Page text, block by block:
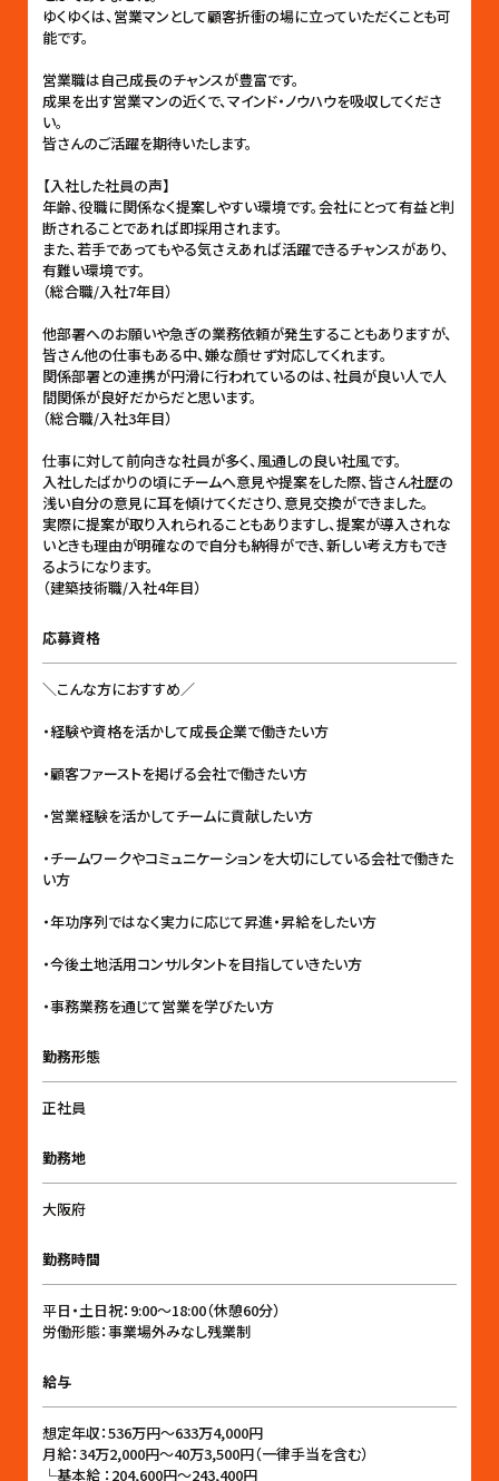
ゆくゆくは、営業マンとして顧客折衝の場に立っていただくことも可
能です。
営業職は自己成長のチャンスが豊富です。
成果を出す営業マンの近くで、マインド・ノウハウを吸収してくださ
い。
皆さんのご活躍を期待いたします。
【入社した社員の声】
年齢、役職に関係なく提案しやすい環境です。会社にとって有益と判
断されることであれば即採用されます。
また、若手であってもやる気さえあれば活躍できるチャンスがあり、
有難い環境です。
（総合職/入社7年目）
他部署へのお願いや急ぎの業務依頼が発生することもありますが、
皆さん他の仕事もある中、嫌な顔せず対応してくれます。
関係部署との連携が円滑に行われているのは、社員が良い人で人
間関係が良好だからだと思います。
（総合職/入社3年目）
仕事に対して前向きな社員が多く、風通しの良い社風です。
入社したばかりの頃にチームへ意見や提案をした際、皆さん社歴の
浅い自分の意見に耳を傾けてくださり、意見交換ができました。
実際に提案が取り入れられることもありますし、提案が導入されな
いときも理由が明確なので自分も納得ができ、新しい考え方もでき
るようになります。
（建築技術職/入社4年目）
応募資格
＼こんな方におすすめ／
・経験や資格を活かして成長企業で働きたい方
・顧客ファーストを掲げる会社で働きたい方
・営業経験を活かしてチームに貢献したい方
・チームワークやコミュニケーションを大切にしている会社で働きた
い方
・年功序列ではなく実力に応じて昇進・昇給をしたい方
・今後土地活用コンサルタントを目指していきたい方
・事務業務を通じて営業を学びたい方
勤務形態
正社員
勤務地
大阪府
勤務時間
平日・土日祝：9:00〜18:00（休憩60分）
労働形態：事業場外みなし残業制
給与
想定年収：536万円〜633万4,000円
月給：34万2,000円〜40万3,500円（一律手当を含む）
└基本給 ：204,600円〜243,400円